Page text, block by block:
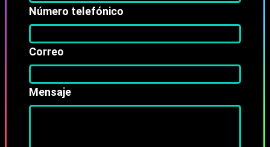
Número telefónico
Correo
Mensaje